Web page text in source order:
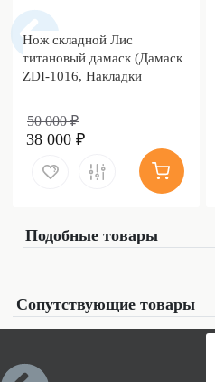
Нож складной Лис
титановый дамаск (Дамаск
ZDI-1016, Накладки
50 000 ₽
38 000 ₽
Подобные товары
Сопутствующие товары